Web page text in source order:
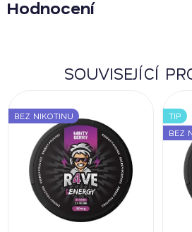
Hodnocení
SOUVISEJÍCÍ
BEZ NIKOTINU
TIP
BEZ